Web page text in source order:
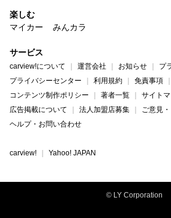
楽しむ
マイカー
みんカラ
サービス
carview!について 運営会社 お知らせ
プ
プライバシーセンター
利用規約
免責事項
コンテンツ制作ポリシー
著者一覧
サイト
広告掲載について
法人加盟店募集
ご意見
ヘルプ・お問い合わせ
carview! Yahoo! JAPAN
© LY Corporation